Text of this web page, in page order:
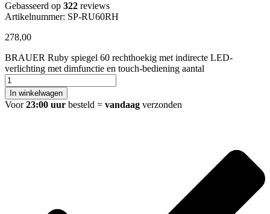
Gebasseerd op 322 reviews
Artikelnummer: SP-RU60RH
278,00
BRAUER Ruby spiegel 60 rechthoekig met indirecte LED-
verlichting met dimfunctie en touch-bediening aantal
In winkelwagen
Voor23:00 uur besteld = vandaag verzonden